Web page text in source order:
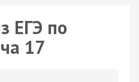
ЕГЭ по
17